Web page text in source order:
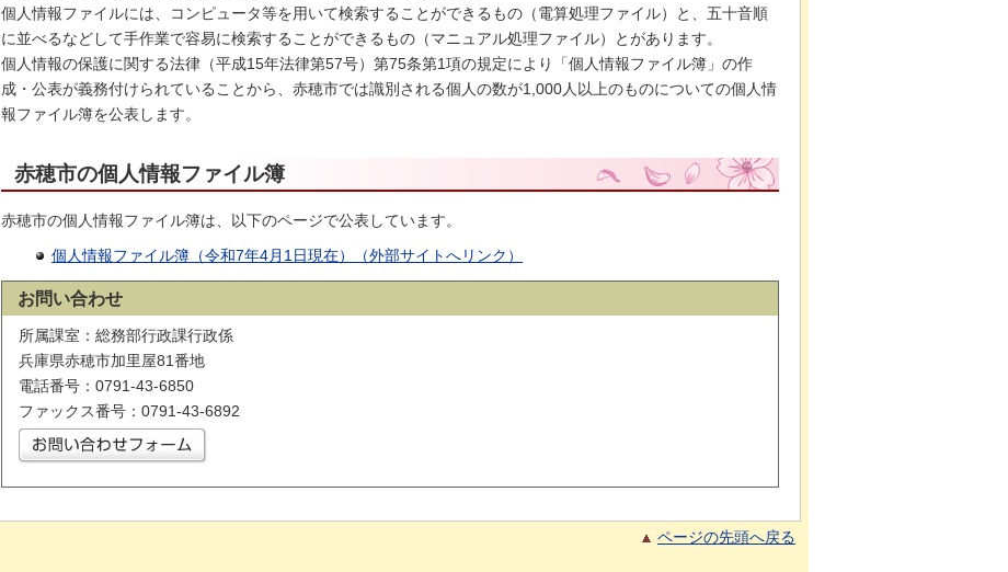
個人情報ファイルには、コンピュータ等を用いて検索することができるもの（電算処理ファイル）と、五十音順
に並べるなどして手作業で容易に検索することができるもの（マニュアル処理ファイル）とがあります。
個人情報の保護に関する法律（平成15年法律第57号）第75条第1項の規定により「個人情報ファイル簿」の作
成・公表が義務付けられていることから、赤穂市では識別される個人の数が1,000人以上のものについての個人情
報ファイル簿を公表します。
赤穂市の個人情報ファイル簿
赤穂市の個人情報ファイル簿は、以下のページで公表しています。
個人情報ファイル簿（令和7年4月1日現在）（外部サイトへリンク）
お問い合わせ
所属課室：総務部行政課行政係
兵庫県赤穂市加里屋81番地
電話番号：0791-43-6850
ファックス番号：0791-43-6892
ページの先頭へ戻る